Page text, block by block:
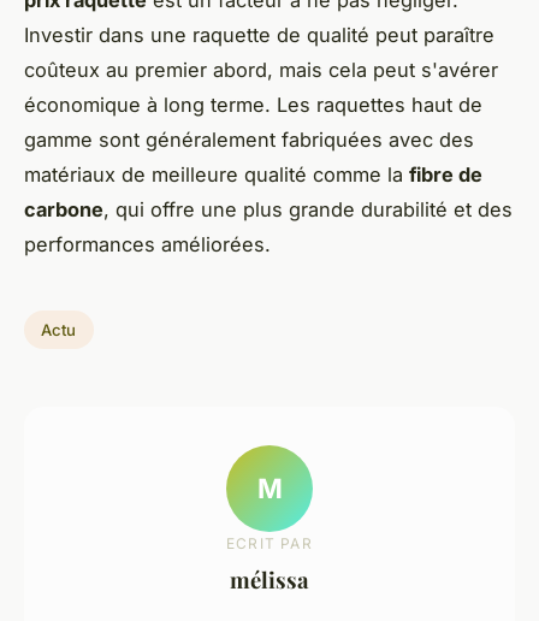
Investir dans une raquette de qualité peut paraître
coûteux au premier abord, mais cela peut s'avérer
économique à long terme. Les raquettes haut de
gamme sont généralement fabriquées avec des
matériaux de meilleure qualité comme la fibre de
carbone, qui offre une plus grande durabilité et des
performances améliorées.
Actu
M
ECRIT PAR
mélissa